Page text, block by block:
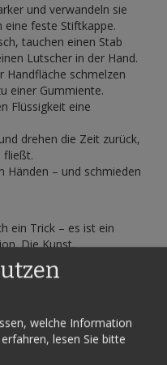
und verwandeln sie
eine feste Stiftkappe.
tauchen einen Stab
Lutscher in der Hand.
Handfläche schmelzen
einer Gummiente.
Flüssigkeit eine
drehen die Zeit zurück,
fließt.
Händen – und schmieden
ein Trick – es ist ein
Die Kunst,
zu biegen und die
besitzt es … noch
welche Information
lesen Sie bitte